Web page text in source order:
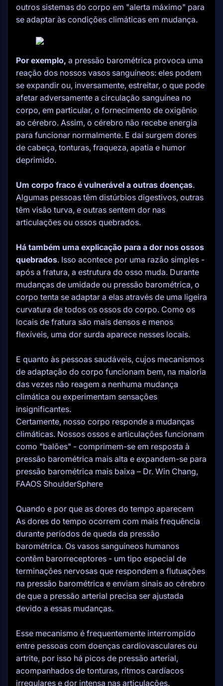
outros sistemas do corpo em "alerta máximo" para
se adaptar às condições climáticas em mudança.
Por exemplo, a pressão barométrica provoca uma
reação dos nossos vasos sanguíneos: eles podem
se expandir ou, inversamente, estreitar, o que pode
afetar adversamente a circulação sanguínea no
corpo, em particular, o fornecimento de oxigênio
ao cérebro. Assim, o cérebro não recebe energia
para funcionar normalmente. E daí surgem dores
de cabeça, tonturas, fraqueza, apatia e humor
deprimido.
Um corpo fraco é vulnerável a outras doenças.
Algumas pessoas têm distúrbios digestivos, outras
têm visão turva, e outras sentem dor nas
articulações ou ossos quebrados.
Há também uma explicação para a dor nos ossos
quebrados. Isso acontece por uma razão simples -
após a fratura, a estrutura do osso muda. Durante
mudanças de umidade ou pressão barométrica, o
corpo tenta se adaptar a elas através de uma ligeira
curvatura de todos os ossos do corpo. Como os
locais de fratura são mais densos e menos
flexíveis, uma dor surda aparece nesses locais.
E quanto às pessoas saudáveis, cujos mecanismos
de adaptação do corpo funcionam bem, na maioria
das vezes não reagem a nenhuma mudança
climática ou experimentam sensações
insignificantes.
Certamente, nosso corpo responde a mudanças
climáticas. Nossos ossos e articulações funcionam
como "balões" - comprimem-se em resposta à
pressão barométrica mais alta e expandem-se para
pressão barométrica mais baixa – Dr. Win Chang,
FAAOS ShoulderSphere
Quando e por que as dores do tempo aparecem
As dores do tempo ocorrem com mais frequência
durante períodos de queda da pressão
barométrica. Os vasos sanguíneos humanos
contêm barorreceptores - um tipo especial de
terminações nervosas que respondem a flutuações
na pressão barométrica e enviam sinais ao cérebro
de que a pressão arterial precisa ser ajustada
devido a essas mudanças.
Esse mecanismo é frequentemente interrompido
entre pessoas com doenças cardiovasculares ou
artrite, por isso há picos de pressão arterial,
acompanhados de tonturas, ritmos cardíacos
irregulares e dor intensa nas articulações.